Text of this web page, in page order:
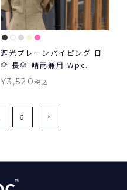
遮光プレーンパイピング 日
傘 長傘 晴雨兼用 Wpc.
¥3,520 税込
6